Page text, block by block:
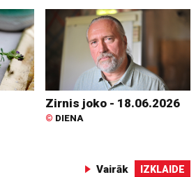
Zirnis joko - 18.06.2026
© DIENA
Vairāk IZKLAIDE